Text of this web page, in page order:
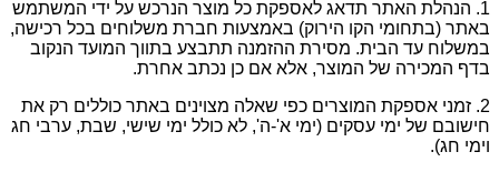
1. הנהלת האתר תדאג לאספקת כל מוצר הנרכש על ידי המשתמש
באתר (בתחומי הקו הירוק) באמצעות חברת משלוחים בכל רכישה,
במשלוח עד הבית. מסירת ההזמנה תתבצע בתווך המועד הנקוב
בדף המכירה של המוצר, אלא אם כן נכתב אחרת.
2. זמני אספקת המוצרים כפי שאלה מצוינים באתר כוללים רק את
חישובם של ימי עסקים (ימי א'-ה', לא כולל ימי שישי, שבת, ערבי חג
וימי חג).